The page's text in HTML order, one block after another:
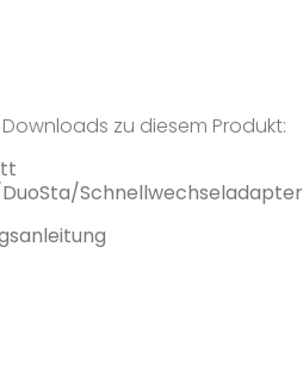
zu diesem Produkt:
Schnellwechseladapter